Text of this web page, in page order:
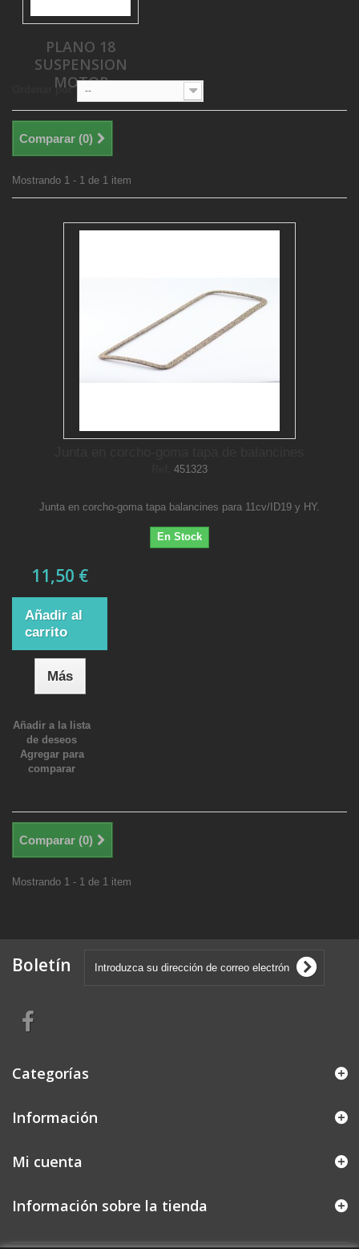
PLANO 18
SUSPENSION
MOTOR
Ordenar por --
Comparar (0)
Mostrando 1 - 1 de 1 item
451323
Junta en corcho-goma tapa balancines para 11cv/ID19 y HY.
En Stock
11,50 €
Añadir al
carrito
Más
Añadir a la lista
de deseos
Agregar para
comparar
Comparar (0)
Mostrando 1 - 1 de 1 item
Boletín
Categorías
Información
Mi cuenta
Información sobre la tienda